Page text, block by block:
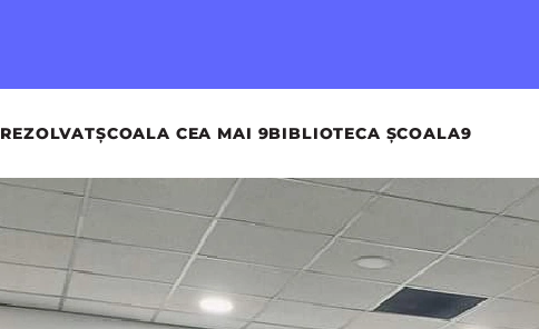
REZOLVATȘCOALA CEA MAI 9BIBLIOTECA ȘCOALA9